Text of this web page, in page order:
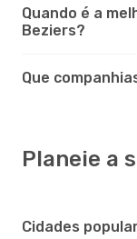
Quando é a
Beziers?
Que
Planeie a
Cidades